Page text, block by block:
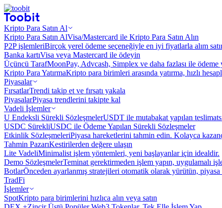
Kripto Para Satın Al
Kripto Para Satın AlVisa/Mastercard ile Kripto Para Satın Alın
P2P işlemleriBirçok yerel ödeme seçeneğiyle en iyi fiyatlarla alım
Banka kartıVisa veya Mastercard ile ödeyin
Üçüncü TarafMoonPay, Advcash, Simplex ve daha fazlası ile ödeme
Kripto Para YatırmaKripto para birimleri arasında yatırma, hızlı
Piyasalar
FırsatlarTrendi takip et ve fırsatı yakala
PiyasalarPiyasa trendlerini takipte kal
Vadeli İşlemler
U Endeksli Sürekli SözleşmelerUSDT ile mutabakat yapılan
USDC SürekliUSDC ile Ödeme Yapılan Sürekli Sözleşmeler
Etkinlik SözleşmeleriPiyasa hareketlerini tahmin edin. Kolayca
Tahmin PazarıKestirilerden değere ulaşın
Lite VadeliMinimalist işlem yöntemleri, yeni başlayanlar için idealdir.
Demo SözleşmelerTeminat gerektirmeden işlem yapın, uygulamalı
BotlarÖnceden ayarlanmış stratejileri otomatik olarak yürütün, piyasa
TradFi
İşlemler
SpotKripto para birimlerini hızlıca alın veya satın